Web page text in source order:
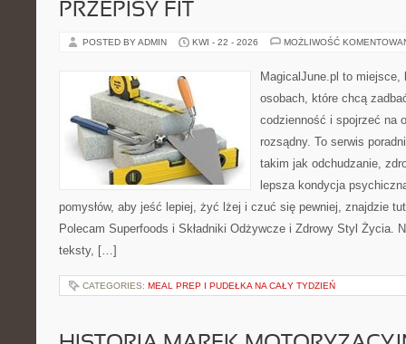
PRZEPISY FIT
POSTED BY ADMIN KWI - 22 - 2026 MOŻLIWOŚĆ
MagicalJune.pl to miejsce,
osobach, które chcą
codzienność i spojrzeć na
rozsądny. To serwis
takim jak odchudzanie,
lepsza kondycja
pomysłów, aby jeść lepiej, żyć lżej i czuć się pewniej, znajdzie
Polecam Superfoods i Składniki Odżywcze i Zdrowy Styl Życia.
teksty, […]
CATEGORIES: MEAL PREP I PUDEŁKA NA CAŁY TYDZIEŃ